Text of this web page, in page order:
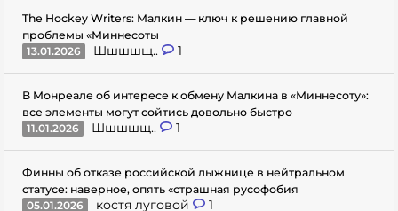
The Hockey Writers: Малкин — ключ к решению главной
проблемы «Миннесоты
13.01.2026
Шшшшщ.. 1
В Монреале об интересе к обмену Малкина в «Миннесоту»:
все элементы могут сойтись довольно быстро
11.01.2026
Шшшшщ.. 1
Финны об отказе российской лыжнице в нейтральном
статусе: наверное, опять «страшная русофобия
05.01.2026
костя луговой 1